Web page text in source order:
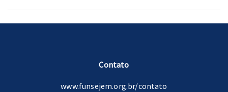
Contato
www.funsejem.org.br/contato